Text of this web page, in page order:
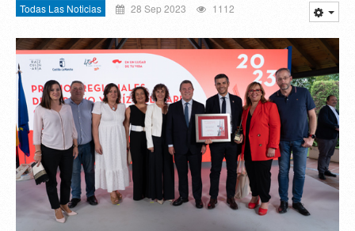
Todas Las Noticias 28 Sep 2023 1112